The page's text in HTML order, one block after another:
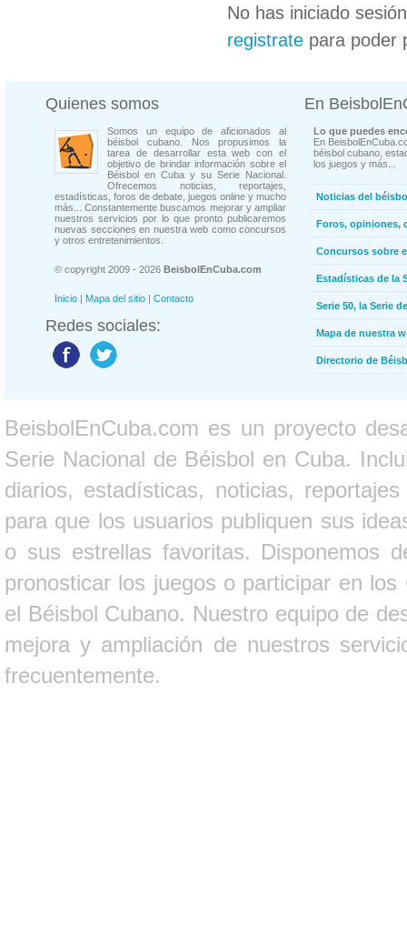
No has iniciado
registrate para poder
Quienes somos
Somos un equipo de aficionados al
béisbol cubano. Nos propusimos la
tarea de desarrollar esta web con el
objetivo de brindar información sobre el
Béisbol en Cuba y su Serie Nacional.
Ofrecemos noticias, reportajes,
estadísticas, foros de debate, juegos online y mucho
más... Constantemente buscamos mejorar y ampliar
nuestros servicios por lo que pronto publicaremos
nuevas secciones en nuestra web como concursos
y otros entretenimientos.
© copyright 2009 - 2026 BeisbolEnCuba.com
Inicio | Mapa del sitio | Contacto
Redes sociales:
En
Lo que puedes
En
béisbol cubano,
los juegos y más...
Noticias del
Foros, opiniones,
Concursos sobre
Estadísticas de la
Serie 50, la Serie
Mapa de nuestra
Directorio de
BeisbolEnCuba.com es un proyecto
Serie Nacional de Béisbol en Cuba.
diarios, estadísticas, noticias,
para que los usuarios publiquen sus
o sus estrellas favoritas. Disponemos
pronosticar los juegos o participar en
el Béisbol Cubano. Nuestro equipo de
mejora y ampliación de nuestros
frecuentemente.